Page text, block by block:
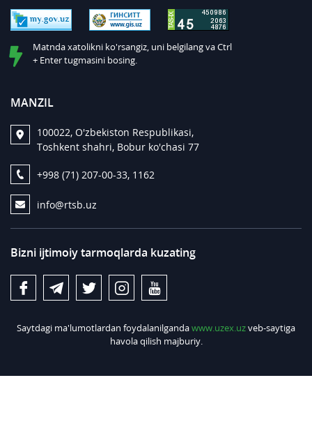
Matnda xatolikni ko'rsangiz, uni belgilang va Ctrl
+ Enter tugmasini bosing.
MANZIL
100022, O'zbekiston Respublikasi,
Toshkent shahri, Bobur ko'chasi 77
+998 (71) 207-00-33, 1162
info@rtsb.uz
Bizni ijtimoiy tarmoqlarda kuzating
Saytdagi ma'lumotlardan foydalanilgandawww.uzex.uzveb-saytiga
havola qilish majburiy.